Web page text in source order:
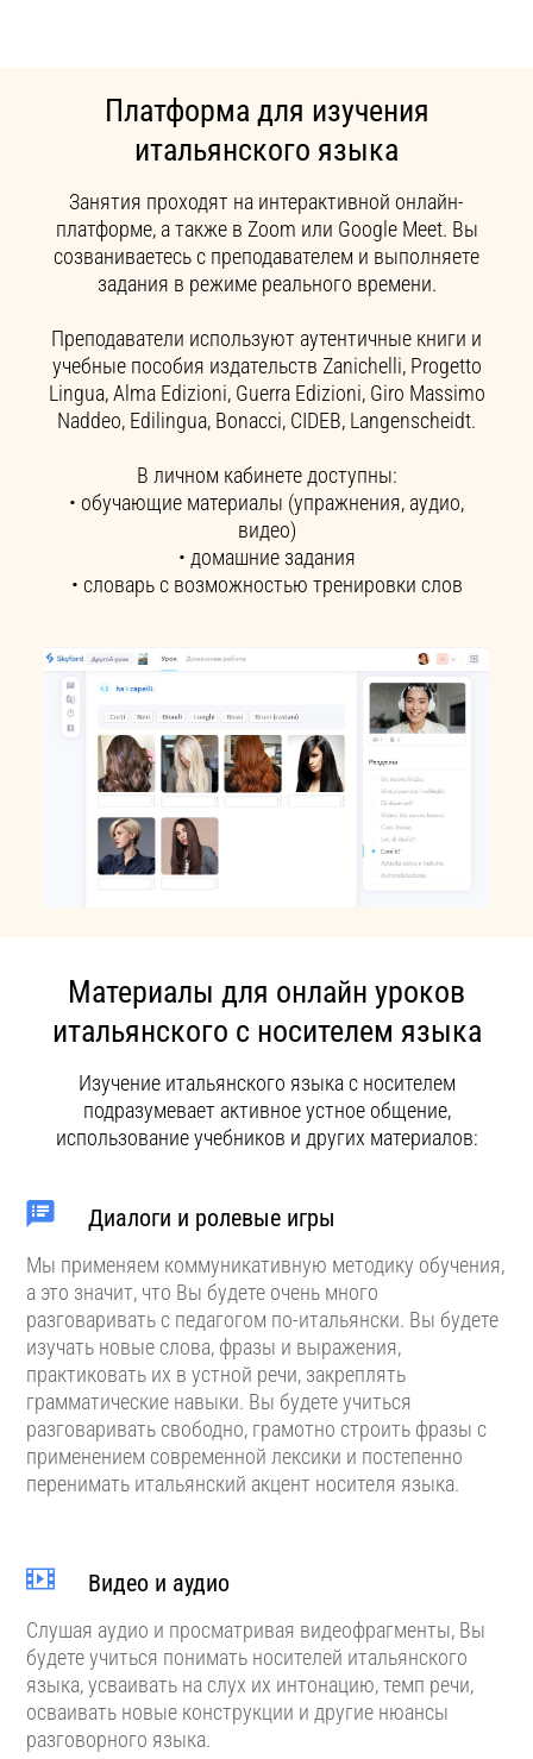
Платформа для изучения
итальянского языка
Занятия проходят на интерактивной онлайн-
платформе, а также в Zoom или Google Meet. Вы
созваниваетесь с преподавателем и выполняете
задания в режиме реального времени.
Преподаватели используют аутентичные книги и
учебные пособия издательств Zanichelli, Progetto
Lingua, Alma Edizioni, Guerra Edizioni, Giro Massimo
Naddeo, Edilingua, Bonacci, CIDEB, Langenscheidt.
В личном кабинете доступны:
• обучающие материалы (упражнения, аудио,
видео)
• домашние задания
• словарь с возможностью тренировки слов
Материалы для онлайн уроков
итальянского с носителем языка
Изучение итальянского языка с носителем
подразумевает активное устное общение,
использование учебников и других материалов:
Диалоги и ролевые игры
Мы применяем коммуникативную методику обучения,
а это значит, что Вы будете очень много
разговаривать с педагогом по-итальянски. Вы будете
изучать новые слова, фразы и выражения,
практиковать их в устной речи, закреплять
грамматические навыки. Вы будете учиться
разговаривать свободно, грамотно строить фразы с
применением современной лексики и постепенно
перенимать итальянский акцент носителя языка.
Видео и аудио
Слушая аудио и просматривая видеофрагменты, Вы
будете учиться понимать носителей итальянского
языка, усваивать на слух их интонацию, темп речи,
осваивать новые конструкции и другие нюансы
разговорного языка.